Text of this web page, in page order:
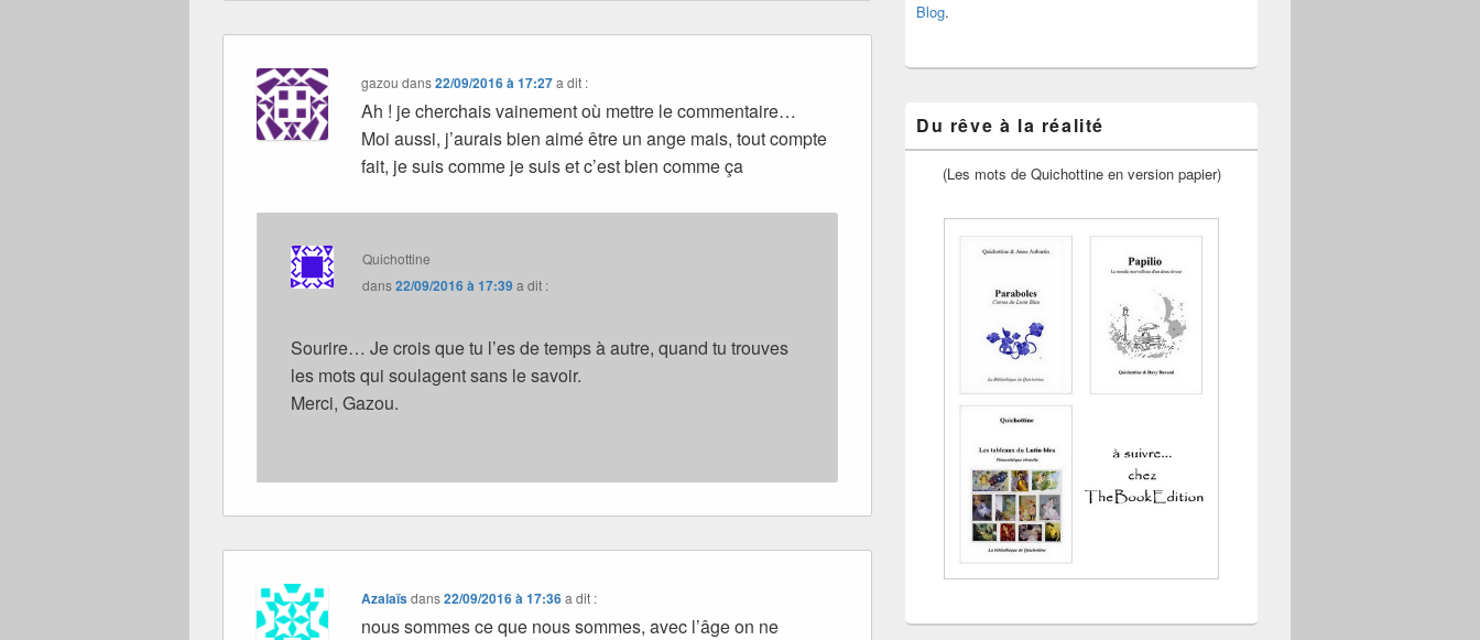
gazou dans22/09/2016 à 17:27a dit :
Ah ! je cherchais vainement où mettre le commentaire…
Moi aussi, j’aurais bien aimé être un ange mais, tout compte
fait, je suis comme je suis et c’est bien comme ça
Quichottine
dans22/09/2016 à 17:39a dit :
Sourire… Je crois que tu l’es de temps à autre, quand tu trouves
les mots qui soulagent sans le savoir.
Merci, Gazou.
Azalaïsdans22/09/2016 à 17:36a dit :
nous sommes ce que nous sommes, avec l’âge on ne
Blog.
Du rêve à la réalité
(Les mots de Quichottine en version papier)